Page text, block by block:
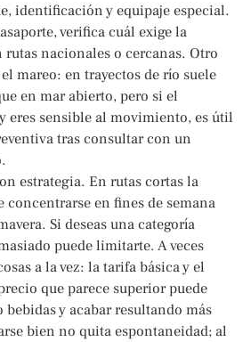
identificación y equipaje especial.
verifica cuál exige la
nacionales o cercanas. Otro
mareo: en trayectos de río suele
en mar abierto, pero si el
eres sensible al movimiento, es útil
tras consultar con un
estrategia. En rutas cortas la
en fines de semana
Si deseas una categoría
puede limitarte. A veces
a la vez: la tarifa básica y el
que parece superior puede
y acabar resultando más
bien no quita espontaneidad; al